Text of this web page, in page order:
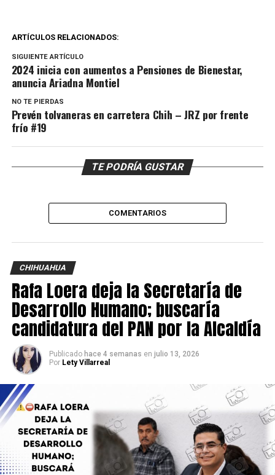
ARTÍCULOS RELACIONADOS:
SIGUIENTE ARTÍCULO
2024 inicia con aumentos a Pensiones de Bienestar,
anuncia Ariadna Montiel
NO TE PIERDAS
Prevén tolvaneras en carretera Chih – JRZ por frente
frío #19
TE PODRÍA GUSTAR
COMENTARIOS
CHIHUAHUA
Rafa Loera deja la Secretaría de
Desarrollo Humano; buscaría
candidatura del PAN por la Alcaldía
Publicado hace 4 semanas en julio 13, 2026
Por Lety Villarreal